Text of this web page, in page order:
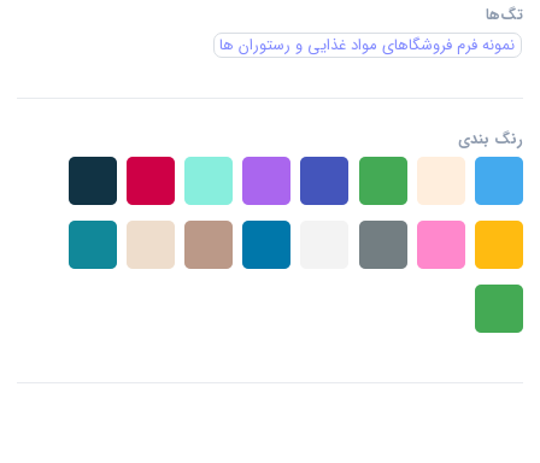
تگ‌ها
نمونه فرم فروشگاهای مواد غذایی و رستوران ها
رنگ بندی